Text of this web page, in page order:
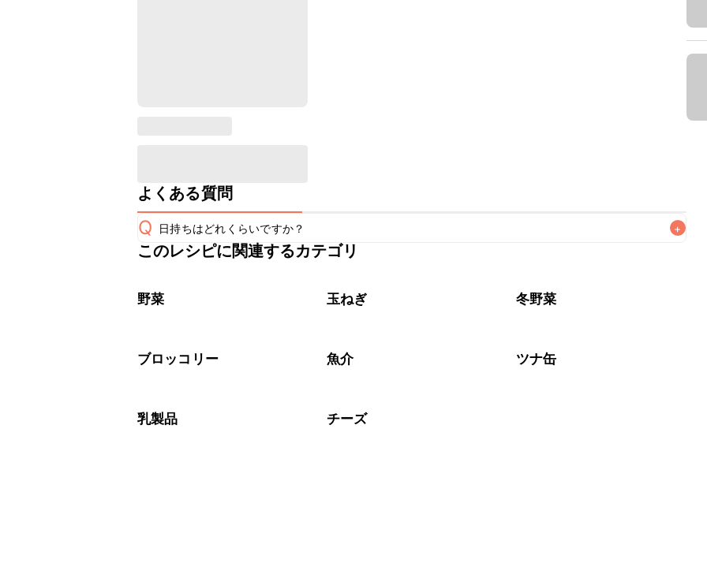
よくある質問
Q 日持ちはどれくらいですか？ +
こちらのレシピは出来たてをお召し上がりいただくことをおすすめします。
※日持ちは目安です。
このレシピに関連するカテゴリ
野菜 玉ねぎ 冬野菜
ブロッコリー 魚介 ツナ缶
乳製品 チーズ